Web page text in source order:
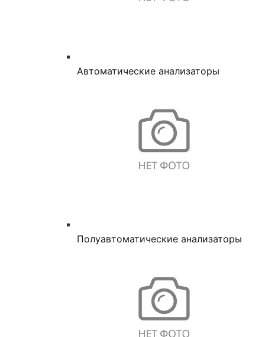
Автоматические анализаторы
Полуавтоматические анализаторы